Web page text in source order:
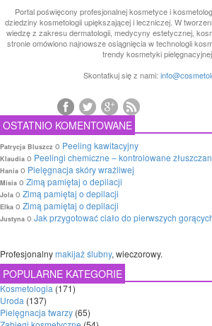
Portal poświęcony profesjonalnej kosmetyce i
dziedziny kosmetologii upiększającej i leczniczej. W
wiedzę z zakresu dermatologii, medycyny estetycznej,
stronie omówiono najnowsze osiągnięcia w technologii
trendy kosmetyki pielęgnacyjnej.
Skontatkuj się z nami:
OSTATNIO KOMENTOWANE
Patrycja Bluszcz o Peeling kawitacyjny
Klaudia o Peelingi chemiczne – kontrolowane
Hania o Pielęgnacja skóry wrażliwej
Misia o Zimą pamiętaj o depilacji
Jola o Zimą pamiętaj o depilacji
Elka o Zimą pamiętaj o depilacji
Justyna o Jak przygotować ciało do pierwszych
Profesjonalnymakijaż ślubny, wieczorowy.
POPULARNE KATEGORIE
Kosmetologia (171)
Uroda (137)
Pielęgnacja twarzy (65)